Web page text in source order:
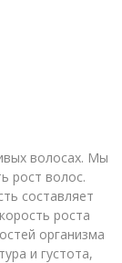
волосах. Мы
рост волос.
составляет
роста
организма
и густота,